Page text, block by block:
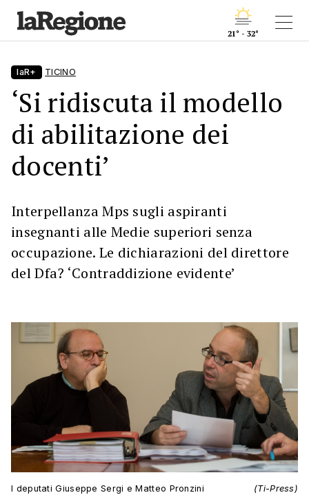
21° - 32°
laR+ TICINO
‘Si ridiscuta il modello
di abilitazione dei
docenti’
Interpellanza Mps sugli aspiranti
insegnanti alle Medie superiori senza
occupazione. Le dichiarazioni del direttore
del Dfa? ‘Contraddizione evidente’
I deputati Giuseppe Sergi e Matteo Pronzini (Ti-Press)